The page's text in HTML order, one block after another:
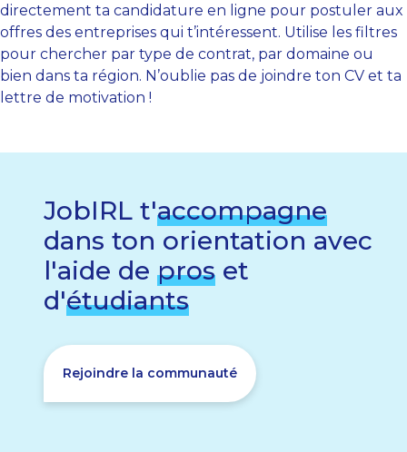
directement ta candidature en ligne pour postuler aux
offres des entreprises qui t’intéressent. Utilise les filtres
pour chercher par type de contrat, par domaine ou
bien dans ta région. N’oublie pas de joindre ton CV et ta
lettre de motivation !
JobIRL t'accompagne
dans ton orientation avec
l'aide de pros et
d'étudiants
Rejoindre la communauté